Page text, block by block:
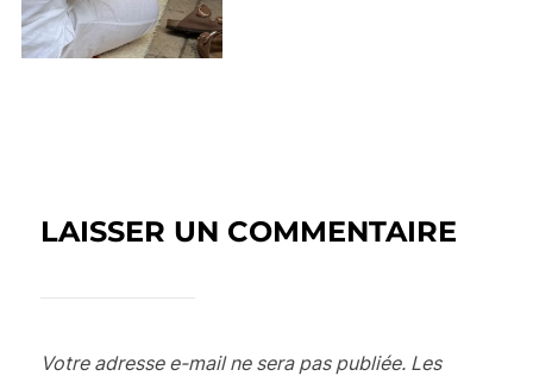
LAISSER UN COMMENTAIRE
Votre adresse e-mail ne sera pas publiée. Les